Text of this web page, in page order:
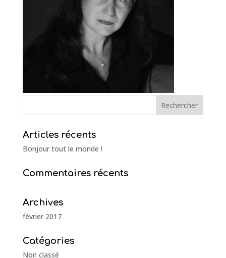
Articles récents
Bonjour tout le monde !
Commentaires récents
Archives
février 2017
Catégories
Non classé